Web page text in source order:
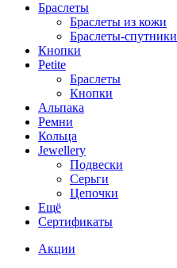
Браслеты
Браслеты из кожи
Браслеты-спутники
Кнопки
Petite
Браслеты
Кнопки
Альпака
Ремни
Кольца
Jewellery
Подвески
Серьги
Цепочки
Ещё
Сертификаты
Акции